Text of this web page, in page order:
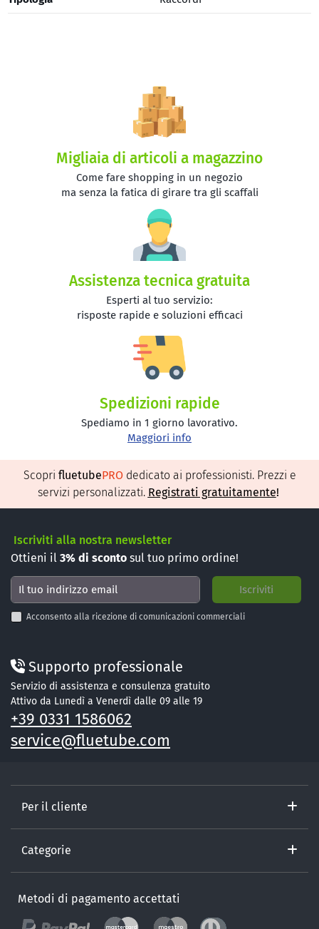
Migliaia di articoli a magazzino
Come fare shopping in un negozio
ma senza la fatica di girare tra gli scaffali
Assistenza tecnica gratuita
Esperti al tuo servizio:
risposte rapide e soluzioni efficaci
Spedizioni rapide
Spediamo in 1 giorno lavorativo.
Maggiori info
Scopri fluetubePRO dedicato ai professionisti. Prezzi e
servizi personalizzati. Registrati gratuitamente!
Iscriviti alla nostra newsletter
Ottieni il 3% di sconto sul tuo primo ordine!
Acconsento alla ricezione di comunicazioni commerciali
Supporto professionale
Servizio di assistenza e consulenza gratuito
Attivo da Lunedì a Venerdì dalle 09 alle 19
+39 0331 1586062
service@fluetube.com
Per il cliente
Categorie
Metodi di pagamento accettati